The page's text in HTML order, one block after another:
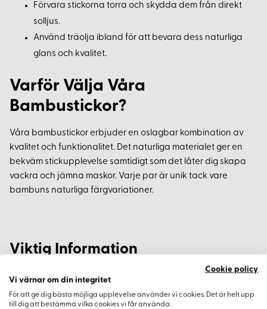
Förvara stickorna torra och skydda dem från direkt
solljus.
Använd träolja ibland för att bevara dess naturliga
glans och kvalitet.
Varför Välja Våra
Bambustickor?
Våra bambustickor erbjuder en oslagbar kombination av
kvalitet och funktionalitet. Det naturliga materialet ger en
bekväm stickupplevelse samtidigt som det låter dig skapa
vackra och jämna maskor. Varje par är unik tack vare
bambuns naturliga färgvariationer.
Viktig Information
Notera att färgåtergivningen kan skilja sig mellan olika
datorskärmar. Den faktiska färgen på stickorna kan variera
något från bilderna.
Cookie policy
Vi värnar om din integritet
För att ge dig bästa möjliga upplevelse använder vi cookies. Det är helt upp
till dig att bestämma vilka cookies vi får använda.